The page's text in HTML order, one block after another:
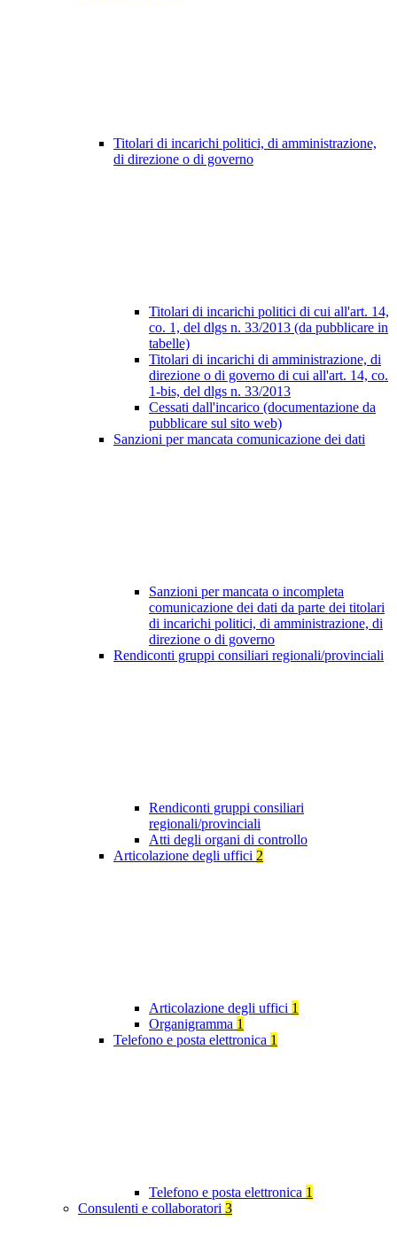
Titolari di incarichi politici, di amministrazione,
di direzione o di governo
Titolari di incarichi politici di cui all'art. 14,
co. 1, del dlgs n. 33/2013 (da pubblicare in
tabelle)
Titolari di incarichi di amministrazione, di
direzione o di governo di cui all'art. 14, co.
1-bis, del dlgs n. 33/2013
Cessati dall'incarico (documentazione da
pubblicare sul sito web)
Sanzioni per mancata comunicazione dei dati
Sanzioni per mancata o incompleta
comunicazione dei dati da parte dei titolari
di incarichi politici, di amministrazione, di
direzione o di governo
Rendiconti gruppi consiliari regionali/provinciali
Rendiconti gruppi consiliari
regionali/provinciali
Atti degli organi di controllo
Articolazione degli uffici 2
Articolazione degli uffici 1
Organigramma 1
Telefono e posta elettronica 1
Telefono e posta elettronica 1
Consulenti e collaboratori 3